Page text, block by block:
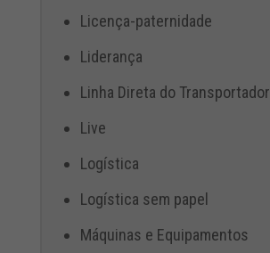
Licença-paternidade
Liderança
Linha Direta do Transportador
Live
Logística
Logística sem papel
Máquinas e Equipamentos